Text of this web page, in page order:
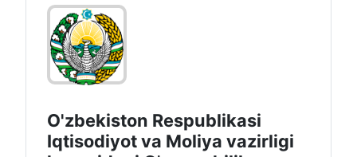
O'zbekiston Respublikasi
Iqtisodiyot vа Moliya vazirligi